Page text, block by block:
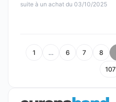
suite à un achat du 03/10/2025
1 … 6 7 8
107